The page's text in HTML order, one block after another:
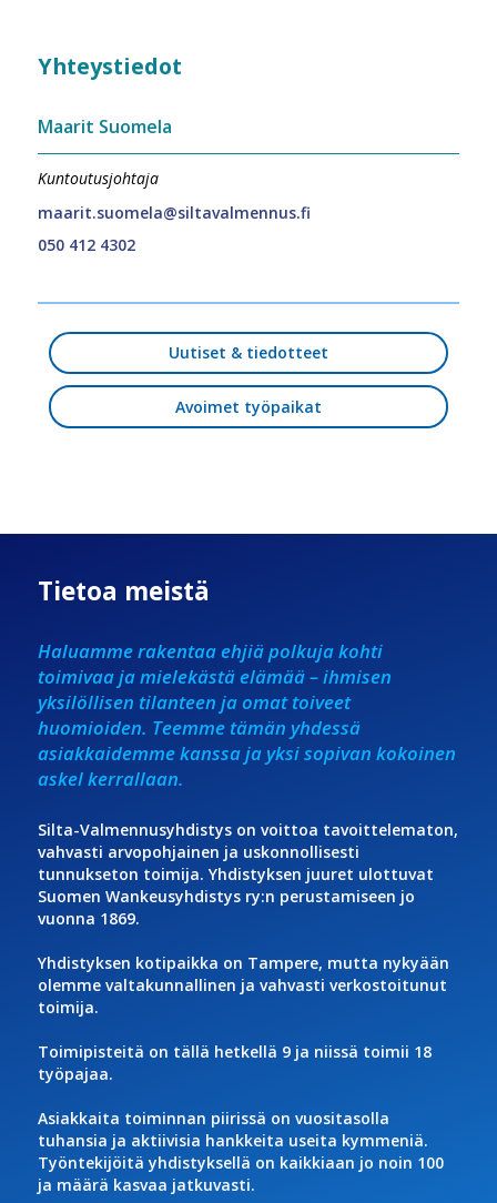
Yhteystiedot
Maarit Suomela
Kuntoutusjohtaja
maarit.suomela@siltavalmennus.fi
050 412 4302
Uutiset & tiedotteet
Avoimet työpaikat
Tietoa meistä
Haluamme rakentaa ehjiä polkuja kohti
toimivaa ja mielekästä elämää – ihmisen
yksilöllisen tilanteen ja omat toiveet
huomioiden. Teemme tämän yhdessä
asiakkaidemme kanssa ja yksi sopivan kokoinen
askel kerrallaan.
Silta-Valmennusyhdistys on voittoa tavoittelematon,
vahvasti arvopohjainen ja uskonnollisesti
tunnukseton toimija. Yhdistyksen juuret ulottuvat
Suomen Wankeusyhdistys ry:n perustamiseen jo
vuonna 1869.
Yhdistyksen kotipaikka on Tampere, mutta nykyään
olemme valtakunnallinen ja vahvasti verkostoitunut
toimija.
Toimipisteitä on tällä hetkellä 9 ja niissä toimii 18
työpajaa.
Asiakkaita toiminnan piirissä on vuositasolla
tuhansia ja aktiivisia hankkeita useita kymmeniä.
Työntekijöitä yhdistyksellä on kaikkiaan jo noin 100
ja määrä kasvaa jatkuvasti.